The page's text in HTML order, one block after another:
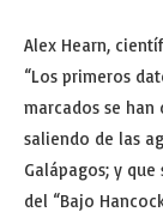
Alex Hearn,
“Los primeros
marcados se han
saliendo de las
Galápagos; y
del “Bajo